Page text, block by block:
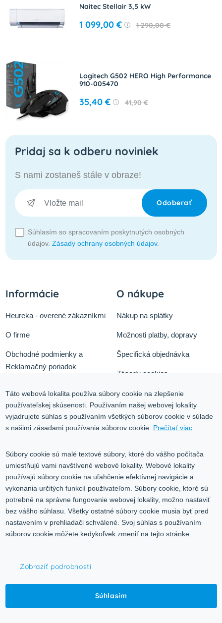
Naitec Stellair 3,5 kW
1 099,00 € 1 290,00 €
Logitech G502 HERO High Performance
910-005470
35,40 € 41,90 €
Pridaj sa k odberu noviniek
S nami zostaneš stále v obraze!
Odoberať
Súhlasím so spracovaním poskytnutých osobných
údajov. Zásady ochrany osobných údajov.
Informácie
Heureka - overené zákazníkmi
O firme
Obchodné podmienky a
Reklamačný poriadok
Služby
Kontakt
O nákupe
Nákup na splátky
Možnosti platby, dopravy
Špecifická objednávka
Zásady cookies
Ochrana osobných údajov
Blog
Kontakt
Volgogradská 9, 08001 Prešov
0917 353 303
predajna@inco-ag.sk
© 2015-2026,INCO - AG, s.r.o.
Upraviť nastavenia Cookies
Táto webová lokalita používa súbory cookie na zlepšenie
používateľskej skúsenosti. Používaním našej webovej lokality
vyjadrujete súhlas s používaním všetkých súborov cookie v súlade
s našimi zásadami používania súborov cookie. Prečítať viac
Súbory cookie sú malé textové súbory, ktoré do vášho počítača
umiestňujú vami navštívené webové lokality. Webové lokality
používajú súbory cookie na uľahčenie efektívnej navigácie a
vykonania určitých funkcií používateľom. Súbory cookie, ktoré sú
potrebné na správne fungovanie webovej lokality, možno nastaviť
bez vášho súhlasu. Všetky ostatné súbory cookie musia byť pred
nastavením v prehliadači schválené. Svoj súhlas s používaním
súborov cookie môžete kedykoľvek zmeniť na tejto stránke.
Zobraziť podrobnosti
Súhlasím